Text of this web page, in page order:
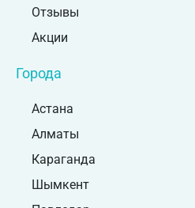
Отзывы
Акции
Города
Астана
Алматы
Караганда
Шымкент